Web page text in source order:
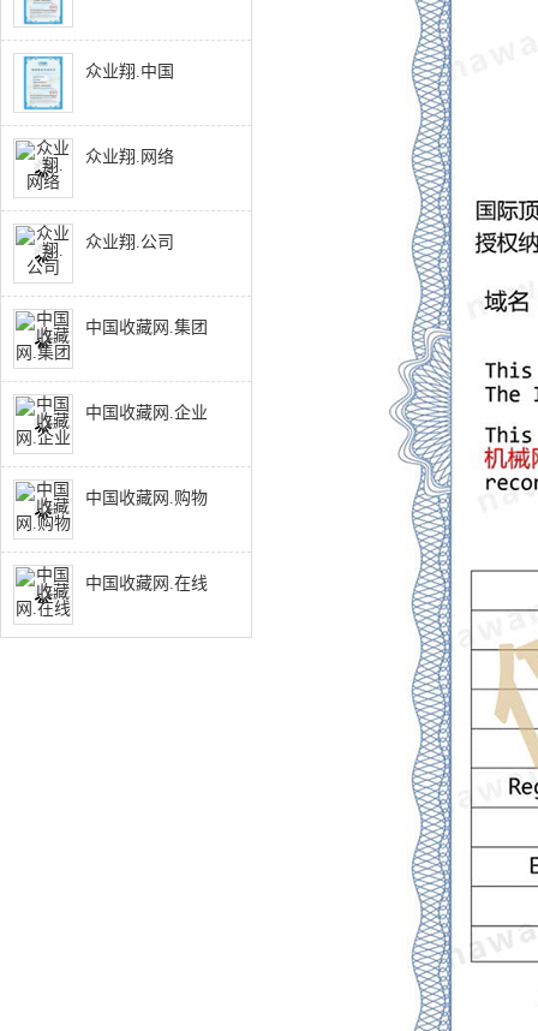
众业翔.中国
众业翔.网络
众业翔.公司
中国收藏网.集团
中国收藏网.企业
中国收藏网.购物
中国收藏网.在线